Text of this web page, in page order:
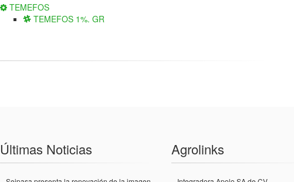
TEMEFOS
TEMEFOS 1%. GR
Últimas Noticias Agrolinks